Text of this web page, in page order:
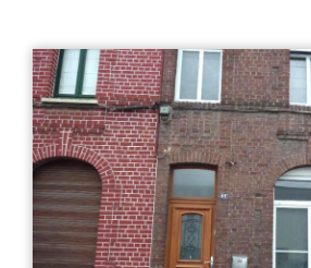
de charges (Taxe d'ordure
870€ TTC - Honoraires à la charge du
227 - DPE : E - La Rhonelle Immobilier